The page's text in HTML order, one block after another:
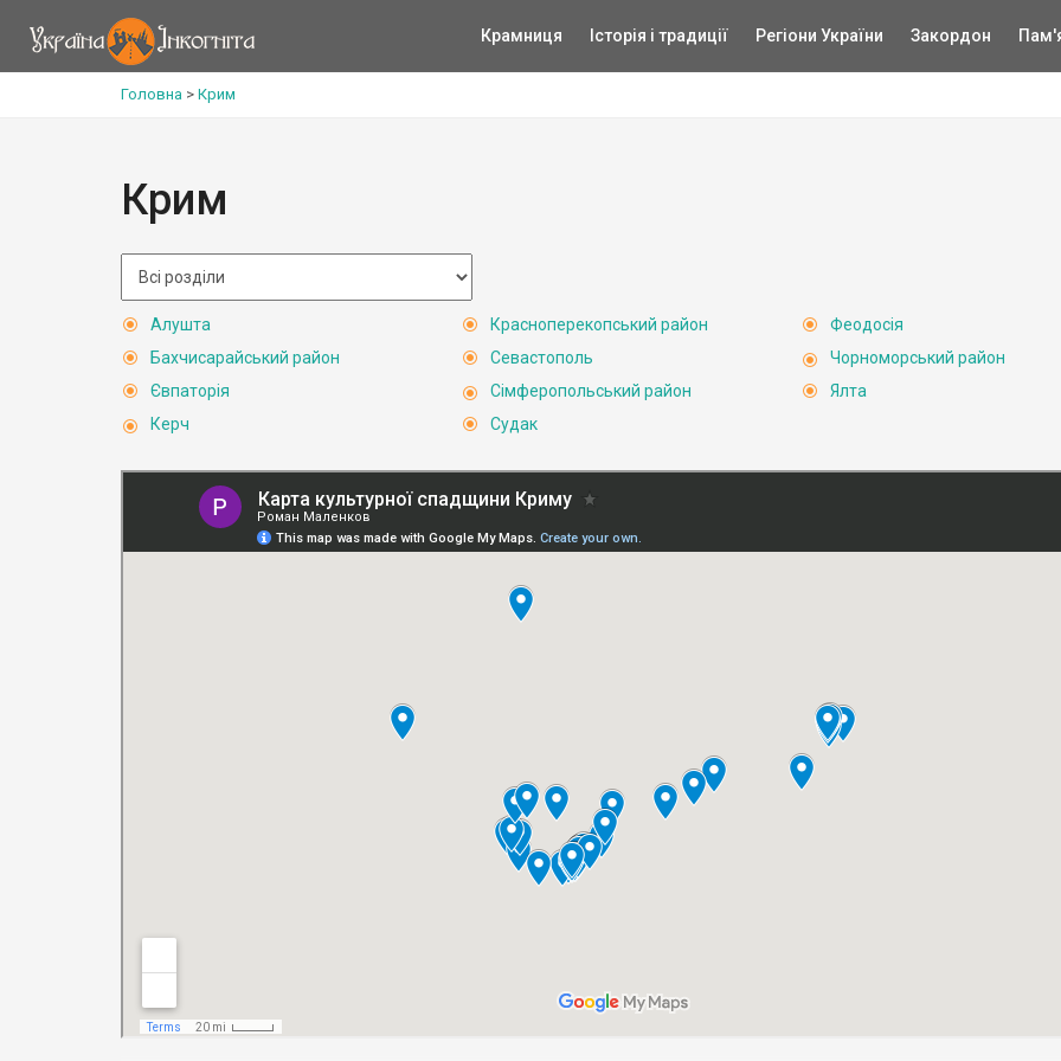
Крамниця Історія і традиції Регіони України Закордон
Головна > Крим
Крим
Алушта
Бахчисарайський район
Євпаторія
Керч
Красноперекопський район
Севастополь
Сімферопольський район
Судак
Феодосія
Чорноморський район
Ялта